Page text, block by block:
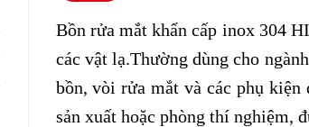
Bồn rửa mắt khẩn cấp inox 304
các vật lạ.Thường dùng cho
bồn, vòi rửa mắt và các phụ kiện
sản xuất hoặc phòng thí nghiệm,